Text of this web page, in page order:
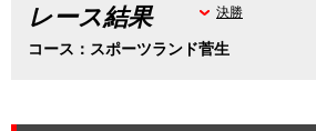
レース結果
コース：スポーツランド菅生
決勝